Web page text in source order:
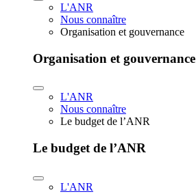
L'ANR
Nous connaître
Organisation et gouvernance
Organisation et gouvernance
L'ANR
Nous connaître
Le budget de l’ANR
Le budget de l’ANR
L'ANR